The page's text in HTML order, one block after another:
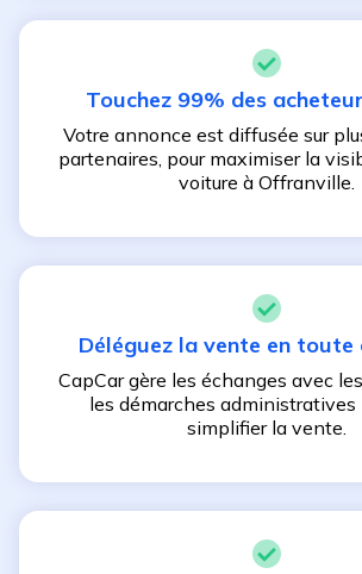
Touchez 99% des
Votre annonce est diffusée sur
partenaires, pour maximiser la
voiture à Offranville.
Déléguez la vente en toute
CapCar gère les échanges avec
les démarches administratives
simplifier la vente.